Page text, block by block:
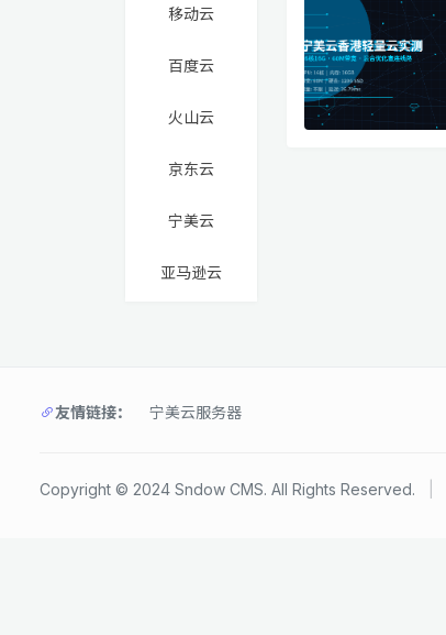
移动云
百度云
火山云
京东云
宁美云
亚马逊云
友情链接： 宁美云服务器
Copyright © 2024 Sndow CMS. All Rights Reserved.